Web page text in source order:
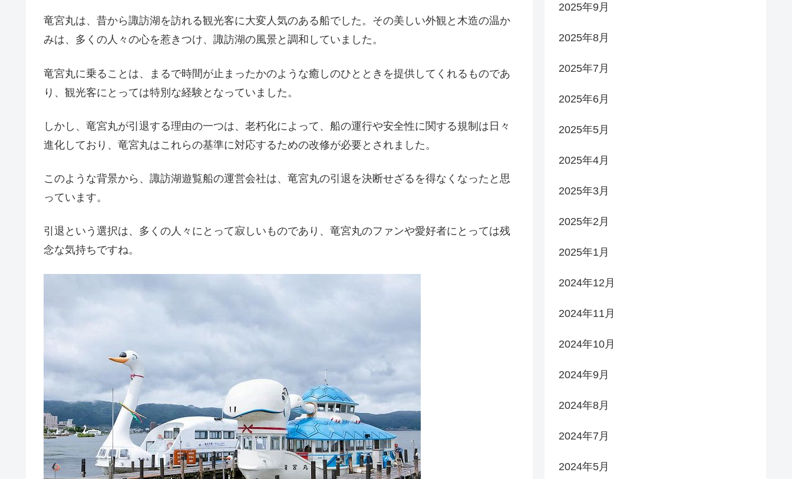
竜宮丸は、昔から諏訪湖を訪れる観光客に大変人気のある船でした。その美しい外観と木造の温か
みは、多くの人々の心を惹きつけ、諏訪湖の風景と調和していました。
竜宮丸に乗ることは、まるで時間が止まったかのような癒しのひとときを提供してくれるものであ
り、観光客にとっては特別な経験となっていました。
しかし、竜宮丸が引退する理由の一つは、老朽化によって、船の運行や安全性に関する規制は日々
進化しており、竜宮丸はこれらの基準に対応するための改修が必要とされました。
このような背景から、諏訪湖遊覧船の運営会社は、竜宮丸の引退を決断せざるを得なくなったと思
っています。
引退という選択は、多くの人々にとって寂しいものであり、竜宮丸のファンや愛好者にとっては残
念な気持ちですね。
2025年9月
2025年8月
2025年7月
2025年6月
2025年5月
2025年4月
2025年3月
2025年2月
2025年1月
2024年12月
2024年11月
2024年10月
2024年9月
2024年8月
2024年7月
2024年5月